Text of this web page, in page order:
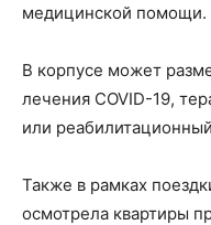
медицинской помощи.
В корпусе может
лечения COVID-19,
или
Также в рамках
осмотрела квартиры